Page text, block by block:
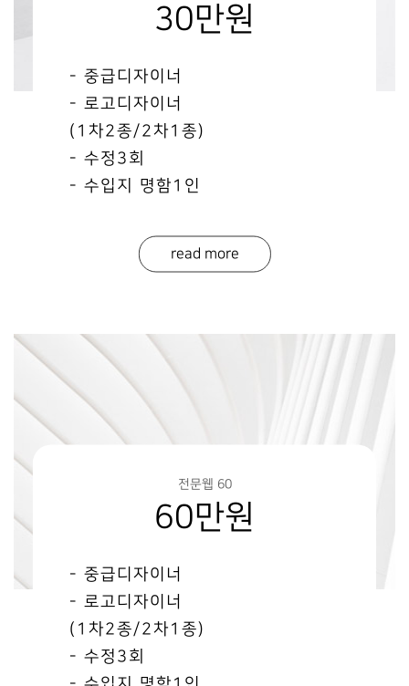
30만원
- 중급디자이너
- 로고디자이너
(1차2종/2차1종)
- 수정3회
- 수입지 명함1인
read more
전문웹 60
60만원
- 중급디자이너
- 로고디자이너
(1차2종/2차1종)
- 수정3회